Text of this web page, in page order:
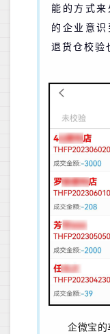
能的方式
的企业意
退货仓校验
企微宝的